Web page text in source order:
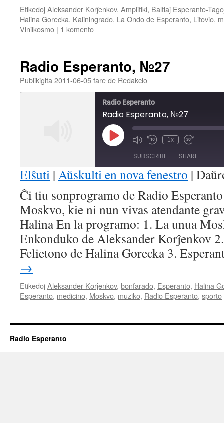
EtikedojAleksander Korĵenkov, Amplifiki, Baltiaj Esperanto-
Halina Gorecka, Kaliningrado, La Ondo de Esperanto, Litovio,
Vinilkosmo | 1 komento
Radio Esperanto, №27
Publikigita 2011-06-05fare de Redakcio
Radio Esperanto
Radio Esperanto, №27
Play
Episode Mute/Unmute
Rewind
Seconds
1x
Fast
30
seconds
SUBSCRIBE SHARE
RSS FEED
LINK
EMBED
Elŝuti | Aŭskulti en nova fenestro |
Ĉi tiu sonprogramo de Radio
Moskvo, kie ni nun vivas atendante
Halina En la programo: 1. La unua
Enkonduko de Aleksander Korĵenkov
Felietono de Halina Gorecka 3.
→
EtikedojAleksander Korĵenkov, bonfarado, Esperanto, Halina
Esperanto, medicino, Moskvo, muziko, Radio Esperanto, sporto
Radio Esperanto